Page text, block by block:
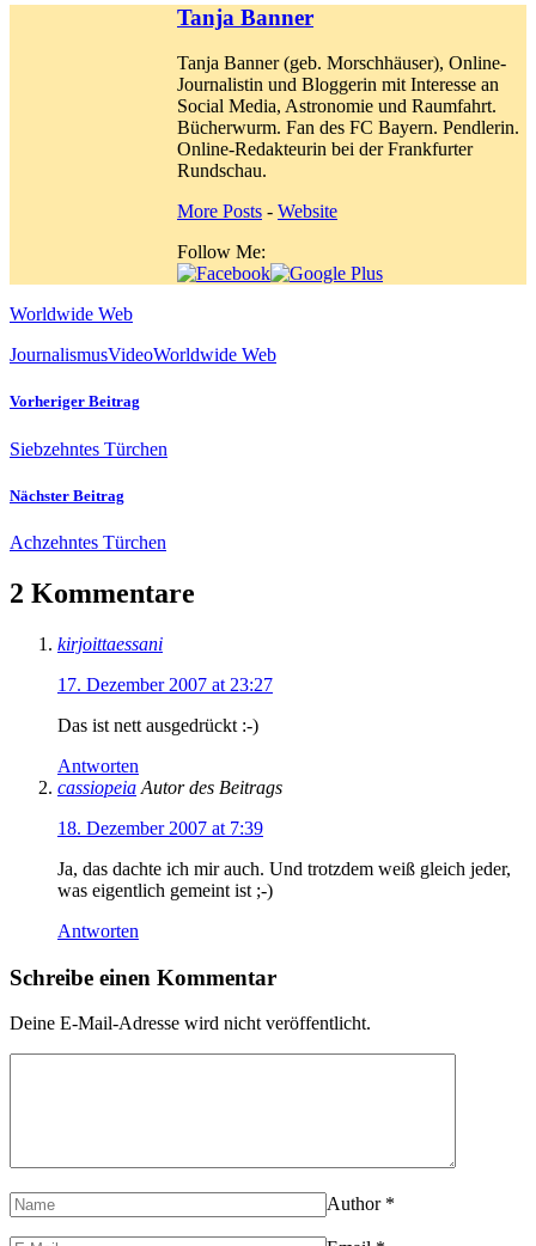
Tanja Banner
Tanja Banner (geb. Morschhäuser), Online-
Journalistin und Bloggerin mit Interesse an
Social Media, Astronomie und Raumfahrt.
Bücherwurm. Fan des FC Bayern. Pendlerin.
Online-Redakteurin bei der Frankfurter
Rundschau.
More Posts - Website
Follow Me:
Worldwide Web
JournalismusVideoWorldwide Web
Vorheriger Beitrag
Siebzehntes Türchen
Nächster Beitrag
Achzehntes Türchen
2 Kommentare
kirjoittaessani
17. Dezember 2007 at 23:27
Das ist nett ausgedrückt :-)
Antworten
cassiopeia Autor des Beitrags
18. Dezember 2007 at 7:39
Ja, das dachte ich mir auch. Und trotzdem weiß gleich jeder,
was eigentlich gemeint ist ;-)
Antworten
Schreibe einen Kommentar
Deine E-Mail-Adresse wird nicht veröffentlicht.
Author *